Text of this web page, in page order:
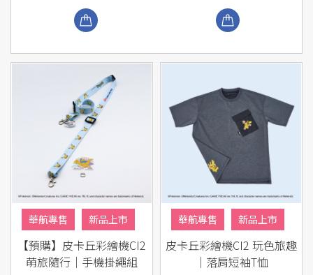
華航專售
新品上市
主題專區
【預購】皮卡丘彩繪機CI2
萌旅隨行｜手機掛繩組
華航專售
新品上市
主題專區
皮卡丘彩繪機CI2 玩色旅趣
｜落肩短袖T恤